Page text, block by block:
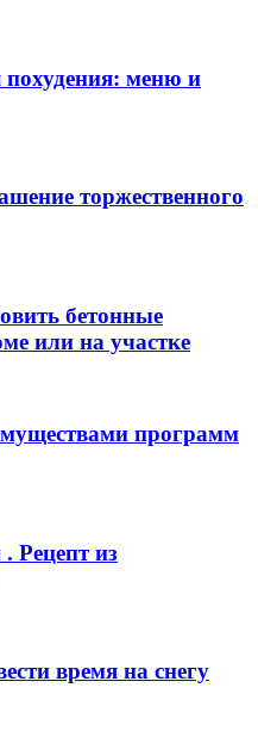
похудения: меню и
торжественного
бетонные
или на участке
программ
Рецепт из
время на снегу